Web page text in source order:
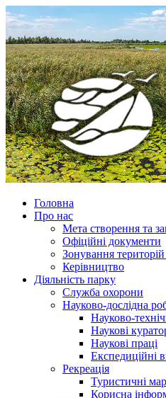
Головна
Про нас
Мета створення та
Офіційні документи
Зонування
Керівництво
Діяльність парку
Служба охорони
Науково-дослідна
Науково-
Наукові
Наукові праці
Експедиційні
Рекреація
Туристичні
Корисна